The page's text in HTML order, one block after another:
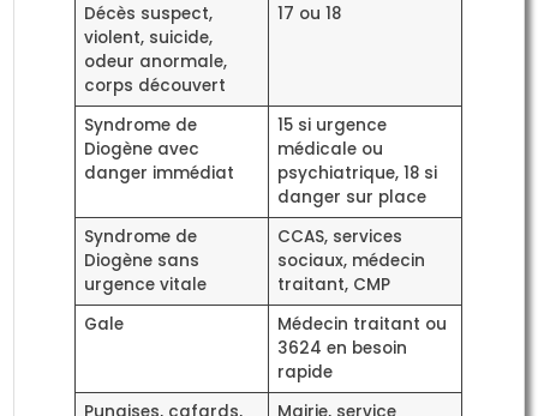
Décès suspect,
violent, suicide,
odeur anormale,
corps découvert
17 ou 18
Syndrome de
Diogène avec
danger immédiat
15 si urgence
médicale ou
psychiatrique, 18 si
danger sur place
Syndrome de
Diogène sans
urgence vitale
CCAS, services
sociaux, médecin
traitant, CMP
Gale
Médecin traitant ou
3624 en besoin
rapide
Punaises, cafards,
Mairie, service